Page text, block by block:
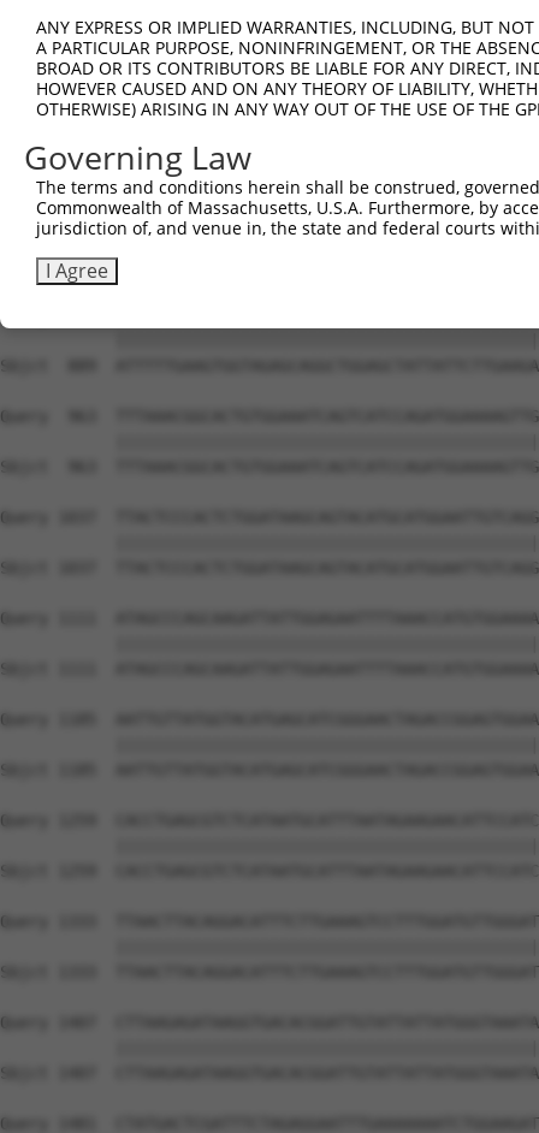
ANY EXPRESS OR IMPLIED WARRANTIES, INCLUDING, BUT
A PARTICULAR PURPOSE, NONINFRINGEMENT, OR THE
BROAD OR ITS CONTRIBUTORS BE LIABLE FOR ANY DIRECT,
HOWEVER CAUSED AND ON ANY THEORY OF LIABILITY,
OTHERWISE) ARISING IN ANY WAY OUT OF THE USE OF THE
Governing Law
The terms and conditions herein shall be construed,
Commonwealth of Massachusetts, U.S.A. Furthermore, by
jurisdiction of, and venue in, the state and federal courts
I Agree